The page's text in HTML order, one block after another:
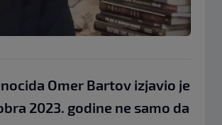
Omer Bartov izjavio je
2023. godine ne samo da